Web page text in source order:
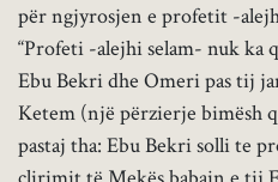
për ngjyrosjen e profetit -
“Profeti -alejhi selam- nuk ka
Ebu Bekri dhe Omeri pas tij
Ketem (një përzierje bimësh
pastaj tha: Ebu Bekri solli te